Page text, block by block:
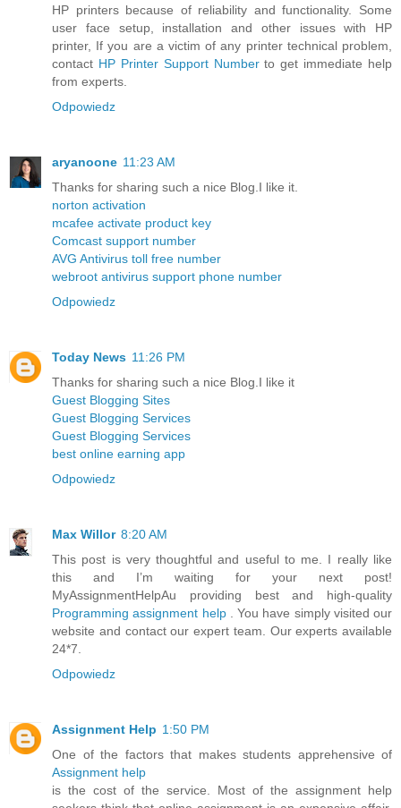
HP printers because of reliability and functionality. Some
user face setup, installation and other issues with HP
printer, If you are a victim of any printer technical problem,
contact HP Printer Support Numberto get immediate help
from experts.
Odpowiedz
aryanoone 11:23 AM
Thanks for sharing such a nice Blog.I like it.
norton activation
mcafee activate product key
Comcast support number
AVG Antivirus toll free number
webroot antivirus support phone number
Odpowiedz
Today News 11:26 PM
Thanks for sharing such a nice Blog.I like it
Guest Blogging Sites
Guest Blogging Services
Guest Blogging Services
best online earning app
Odpowiedz
Max Willor 8:20 AM
This post is very thoughtful and useful to me. I really like
this and I’m waiting for your next post!
MyAssignmentHelpAu providing best and high-quality
Programming assignment help
. You have simply visited our
website and contact our expert team. Our experts available
24*7.
Odpowiedz
Assignment Help 1:50 PM
One of the factors that makes students apprehensive of
Assignment help
is the cost of the service. Most of the assignment help